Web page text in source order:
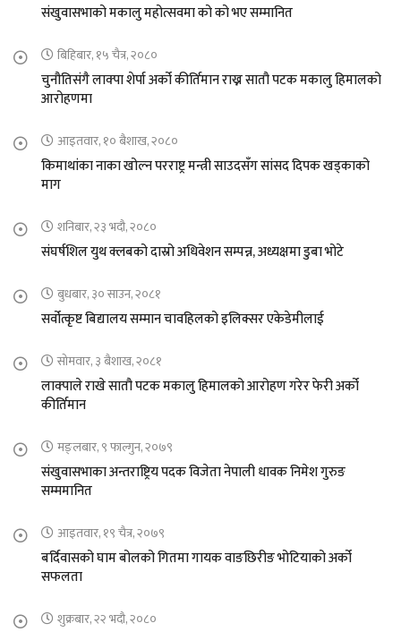
संखुवासभाको मकालु महोत्सवमा को को भए सम्मानित
बिहिबार, १५ चैत्र, २०८०
चुनौतिसंगै लाक्पा शेर्पा अर्को कीर्तिमान राख्न सातौ पटक मकालु हिमालको
आरोहणमा
आइतवार, १० बैशाख, २०८०
किमाथांका नाका खोल्न परराष्ट्र मन्त्री साउदसँग सांसद दिपक खड्काको
माग
शनिबार, २३ भदौ, २०८०
संघर्षशिल युथ क्लबको दास्रो अधिवेशन सम्पन्न, अध्यक्षमा डुबा भोटे
बुधबार, ३० साउन, २०८१
सर्वोत्कृष्ट बिद्यालय सम्मान चावहिलको इलिक्सर एकेडेमीलाई
सोमवार, ३ बैशाख, २०८१
लाक्पाले राखे सातौ पटक मकालु हिमालको आरोहण गरेर फेरी अर्को
कीर्तिमान
मङ्लबार, ९ फाल्गुन, २०७९
संखुवासभाका अन्तराष्ट्रिय पदक विजेता नेपाली धावक निमेश गुरुङ
सम्ममानित
आइतवार, १९ चैत्र, २०७९
बर्दिवासको घाम बोलको गितमा गायक वाङछिरीङ भोटियाको अर्को
सफलता
शुक्रबार, २२ भदौ, २०८०